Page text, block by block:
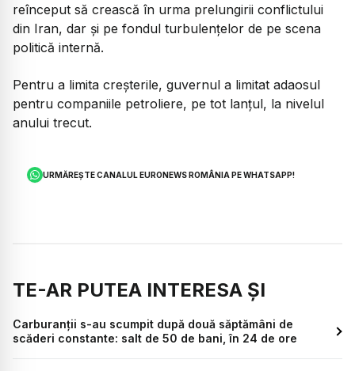
reînceput să crească în urma prelungirii conflictului
din Iran, dar și pe fondul turbulențelor de pe scena
politică internă.
Pentru a limita creșterile, guvernul a limitat adaosul
pentru companiile petroliere, pe tot lanțul, la nivelul
anului trecut.
URMĂREȘTE CANALUL EURONEWS ROMÂNIA PE WHATSAPP!
TE-AR PUTEA INTERESA ȘI
Carburanții s-au scumpit după două săptămâni de
scăderi constante: salt de 50 de bani, în 24 de ore